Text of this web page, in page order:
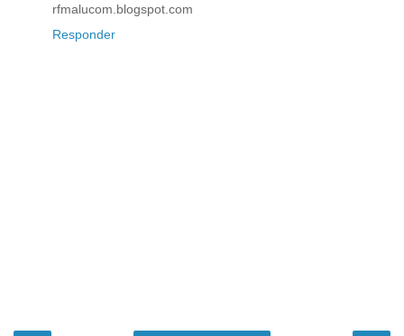
rfmalucom.blogspot.com
Responder